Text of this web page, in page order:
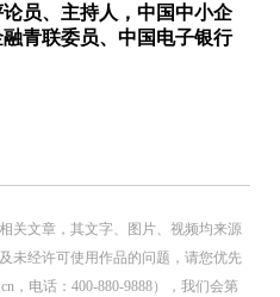
论员、主持人，中国中小企
青联委员、 中国电子银行
关文章，其文字、图片、视频均来源
未经许可使用作品的问题，请您优先
，电话：400-880-9888），我们会第